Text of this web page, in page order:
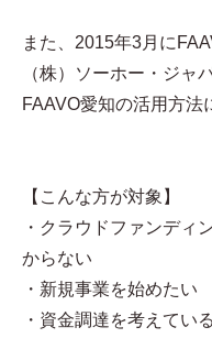
また、2015年3月に
（株）ソーホー・ジャ
FAAVO愛知の活用方法
【こんな方が対象】
・クラウドファンディ
からない
・新規事業を始めたい
・資金調達を考えている